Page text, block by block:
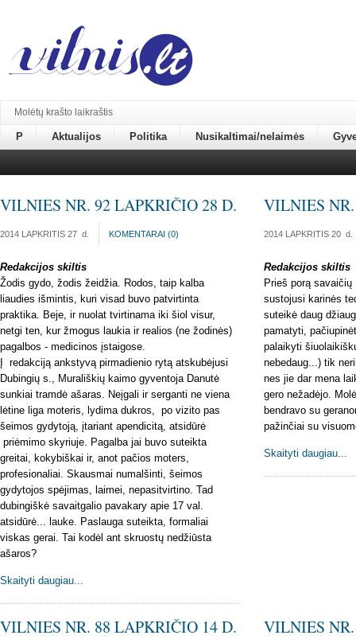
Molėtų krašto laikraštis
P Aktualijos Politika Nusikaltimai/nelaimės
VILNIES NR. 92 LAPKRIČIO 28 D.
2014 LAPKRITIS 27 d. KOMENTARAI (0)
Redakcijos skiltis
Žodis gydo, žodis žeidžia. Rodos, taip kalba
liaudies išmintis, kuri visad buvo patvirtinta
praktika. Beje, ir nuolat tvirtinama iki šiol visur,
netgi ten, kur žmogus laukia ir realios (ne žodinės)
pagalbos - medicinos įstaigose.
Į redakciją ankstyvą pirmadienio rytą atskubėjusi
Dubingių s., Murališkių kaimo gyventoja Danutė
sunkiai tramdė ašaras. Neįgali ir serganti ne viena
lėtine liga moteris, lydima dukros, po vizito pas
šeimos gydytoją, įtariant apendicitą, atsidūrė
priėmimo skyriuje. Pagalba jai buvo suteikta
greitai, kokybiškai ir, anot pačios moters,
profesionaliai. Skausmai numalšinti, šeimos
gydytojos spėjimas, laimei, nepasitvirtino. Tad
dubingiškė savaitgalio pavakary apie 17 val.
atsidūrė... lauke. Paslauga suteikta, formaliai
viskas gerai. Tai kodėl ant skruostų nedžiūsta
ašaros?
Skaityti daugiau...
VILNIES
2014 LAPKRITIS 20 d.
Redakcijos skiltis
Prieš porą
sustojusi karinės
suteikė daug
pamatyti,
palaikyti
nebedaug...) tik
nes jie dar mena
gero nežadėjo.
bendravo su
pažinčiai su
Skaityti daugiau...
VILNIES NR. 88 LAPKRIČIO 14 D. VILNIES